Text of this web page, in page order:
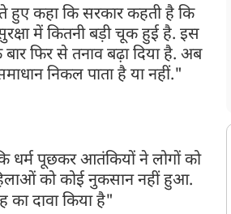
हुए कहा कि सरकार कहती है कि
में कितनी बड़ी चूक हुई है. इस
फिर से तनाव बढ़ा दिया है. अब
निकल पाता है या नहीं."
धर्म पूछकर आतंकियों ने लोगों को
को कोई नुकसान नहीं हुआ.
का दावा किया है"